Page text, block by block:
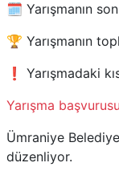
🗓️ Yarışmanın
🏆 Yarışmanın
❗ Yarışmadaki
Yarışma
Ümraniye
düzenliyor.